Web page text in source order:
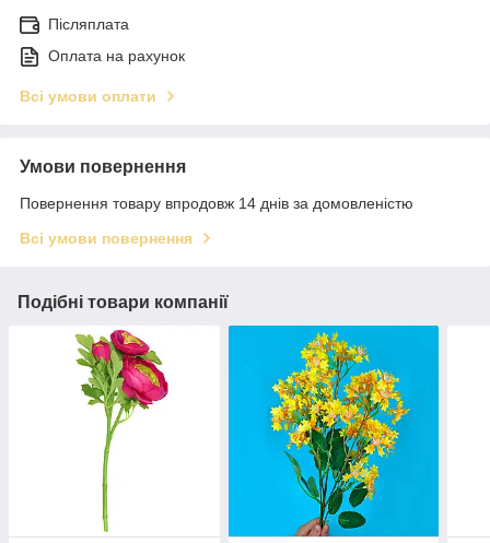
Післяплата
Оплата на рахунок
Всі умови оплати
Умови повернення
Повернення товару впродовж 14 днів за домовленістю
Всі умови повернення
Подібні товари компанії